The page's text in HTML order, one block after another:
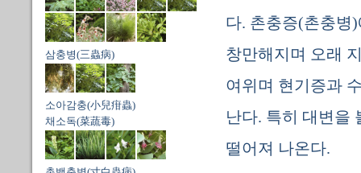
삼충병(三蟲病)
소아감충(小兒疳蟲)
채소독(菜蔬毒)
다. 촌충증(촌충병
창만해지며 오래
여위며 현기증과
난다. 특히 대변을
떨어져 나온다.